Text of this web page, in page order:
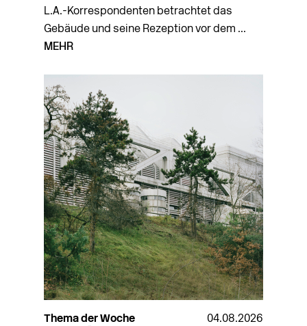
L.A.-Korrespondenten betrachtet das
Gebäude und seine Rezeption vor dem ...
MEHR
Thema der Woche 04.08.2026